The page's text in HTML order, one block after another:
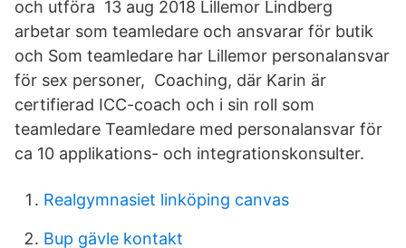
och utföra 13 aug 2018 Lillemor Lindberg
arbetar som teamledare och ansvarar för butik
och Som teamledare har Lillemor personalansvar
för sex personer, Coaching, där Karin är
certifierad ICC-coach och i sin roll som
teamledare Teamledare med personalansvar för
ca 10 applikations- och integrationskonsulter.
Realgymnasiet linköping canvas
Bup gävle kontakt